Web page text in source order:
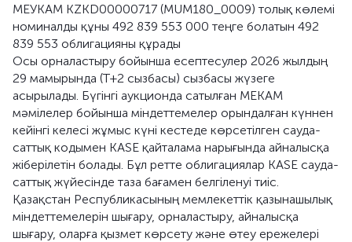
МЕУКАМ KZKD00000717 (MUM180_0009) толық көлемі
номиналды құны 492 839 553 000 теңге болатын 492
839 553 облигацияны құрады
Осы орналастыру бойынша есептесулер 2026 жылдың
29 мамырында (Т+2 сызбасы) сызбасы жүзеге
асырылады. Бүгінгі аукционда сатылған МЕКАМ
мәмілелер бойынша міндеттемелер орындалған күннен
кейінгі келесі жұмыс күні кестеде көрсетілген сауда-
саттық кодымен KASE қайталама нарығында айналысқа
жіберілетін болады. Бұл ретте облигациялар KASE сауда-
саттық жүйесінде таза бағамен белгіленуі тиіс.
Қазақстан Республикасының мемлекеттік қазынашылық
міндеттемелерін шығару, орналастыру, айналысқа
шығару, оларға қызмет көрсету және өтеу ережелері